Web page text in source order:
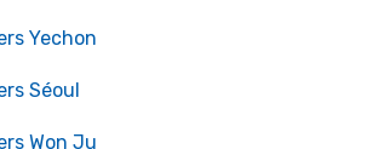
Yechon
Séoul
Won Ju